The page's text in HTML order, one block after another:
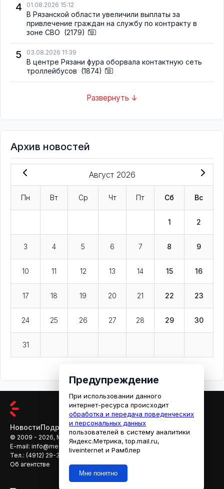
4 01.08.2026 15:12
В Рязанской области увеличили выплаты за
привлечение граждан на службу по контракту в
зоне СВО (2179)
5 03.08.2026 11:39
В центре Рязани фура оборвала контактную сеть
троллейбусов (1874)
Развернуть ↓
Архив новостей
Август 2026
Пн Вт Ср Чт Пт Сб Вс
1 2
3 4 5 6 7 8 9
10 11 12 13 14 15 16
17 18 19 20 21 22 23
24 25 26 27 28 29 30
31
НовостиПодробностиАфишаКино
© 2009 - 2026, МЕДИАРЯЗАНЬ
E-mail: info@mediaryazan.ru
reklama@mediaryazan.ru
Тел.: (4912) 29-33-66
Об агентстве
Предупреждение
При использовании данного
интернет-ресурса происходит
обработка и передача поведенческих
и персональных данных
пользователей в систему аналитики
Яндекс.Метрика, top.mail.ru,
liveinternet и Рамблер
Мне понятно